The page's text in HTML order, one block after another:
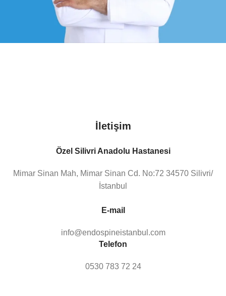
İletişim
Özel Silivri Anadolu Hastanesi
Mimar Sinan Mah, Mimar Sinan Cd. No:72 34570 Silivri/
İstanbul
E-mail
info@endospineistanbul.com
Telefon
0530 783 72 24